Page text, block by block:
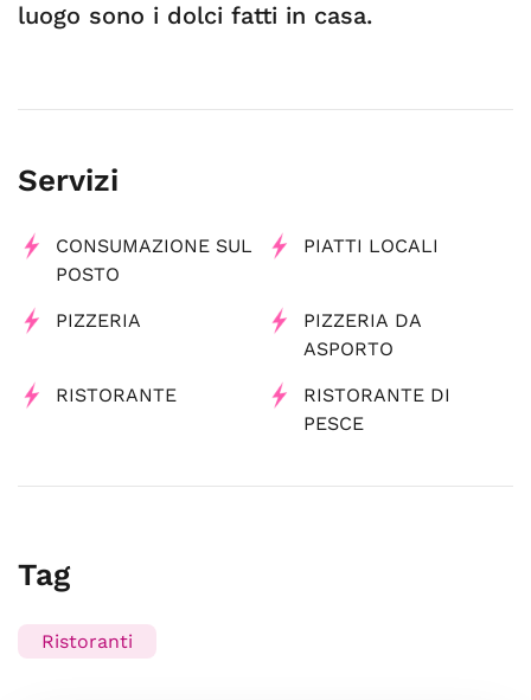
luogo sono i dolci fatti in casa.
Servizi
CONSUMAZIONE SUL
POSTO
PIATTI LOCALI
PIZZERIA
PIZZERIA DA
ASPORTO
RISTORANTE
RISTORANTE DI
PESCE
Tag
Ristoranti